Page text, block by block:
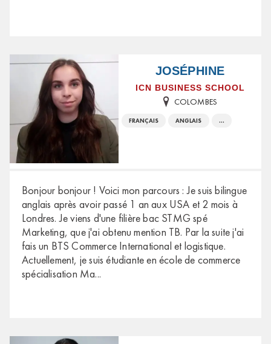
JOSÉPHINE
ICN BUSINESS SCHOOL
COLOMBES
FRANÇAIS ANGLAIS ...
Bonjour bonjour ! Voici mon parcours : Je suis bilingue
anglais après avoir passé 1 an aux USA et 2 mois à
Londres. Je viens d'une filière bac STMG spé
Marketing, que j'ai obtenu mention TB. Par la suite j'ai
fais un BTS Commerce International et logistique.
Actuellement, je suis étudiante en école de commerce
spécialisation Ma...